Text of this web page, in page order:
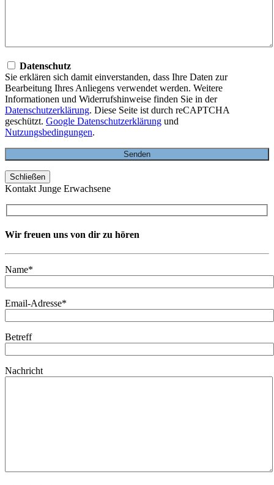
Datenschutz
Sie erklären sich damit einverstanden, dass Ihre Daten zur
Bearbeitung Ihres Anliegens verwendet werden. Weitere
Informationen und Widerrufshinweise finden Sie in der
Datenschutzerklärung. Diese Seite ist durch reCAPTCHA
geschützt. Google Datenschutzerklärung und
Nutzungsbedingungen.
Schließen
Kontakt Junge Erwachsene
Wir freuen uns von dir zu hören
Name*
Email-Adresse*
Betreff
Nachricht